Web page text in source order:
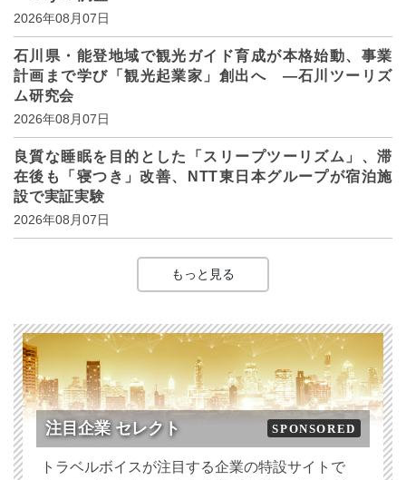
2026年08月07日
石川県・能登地域で観光ガイド育成が本格始動、事業
計画まで学び「観光起業家」創出へ ―石川ツーリズ
ム研究会
2026年08月07日
良質な睡眠を目的とした「スリープツーリズム」、滞
在後も「寝つき」改善、NTT東日本グループが宿泊施
設で実証実験
2026年08月07日
もっと見る
注目企業 セレクト SPONSORED
トラベルボイスが注目する企業の特設サイトで